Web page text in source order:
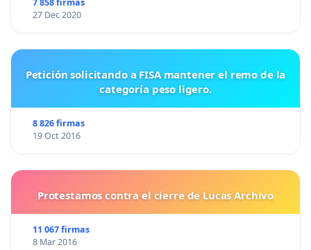
27 Dec 2020
Petición solicitando a FISA mantener el remo de la
categoría peso ligero.
8 826 firmas
19 Oct 2016
Protestamos contra el cierre de Lucas Archivo
11 067 firmas
8 Mar 2016